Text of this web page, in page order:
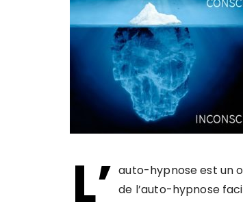
L’ auto-hypnose est un
de l’auto-hypnose